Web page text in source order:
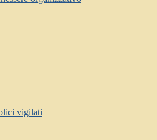
vigilati